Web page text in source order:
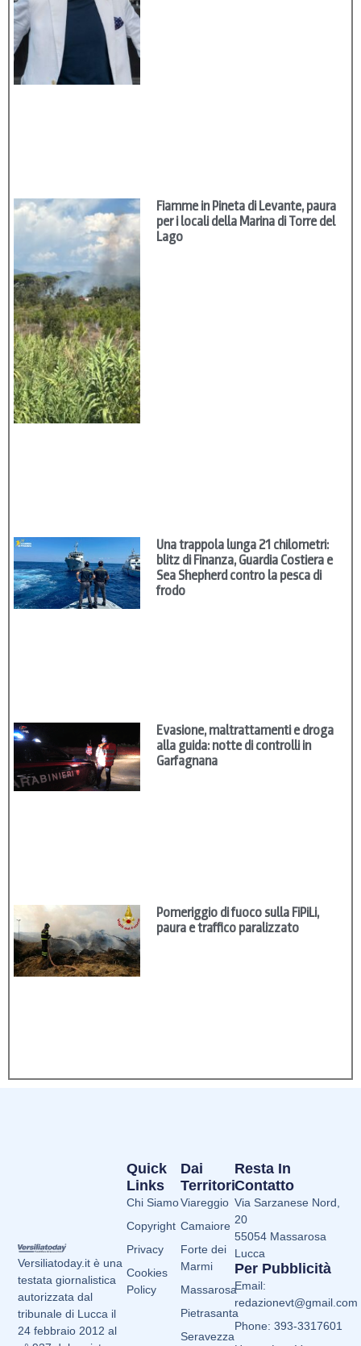
Fiamme in Pineta di Levante, paura
per i locali della Marina di Torre del
Lago
Una trappola lunga 21 chilometri:
blitz di Finanza, Guardia Costiera e
Sea Shepherd contro la pesca di
frodo
Evasione, maltrattamenti e droga
alla guida: notte di controlli in
Garfagnana
Pomeriggio di fuoco sulla FiPiLi,
paura e traffico paralizzato
Versiliatoday.it è una
testata giornalistica
autorizzata dal
tribunale di Lucca il
24 febbraio 2012 al
Dai
Territori
Viareggio
Camaiore
Forte dei
Marmi
Massarosa
Pietrasanta
Seravezza
Quick
Links
Chi Siamo
Copyright
Privacy
Cookies
Policy
Resta In
Contatto
Via Sarzanese Nord,
20
55054 Massarosa
Lucca
Per Pubblicità
Email:
redazionevt@gmail.com
Phone: 393-3317601